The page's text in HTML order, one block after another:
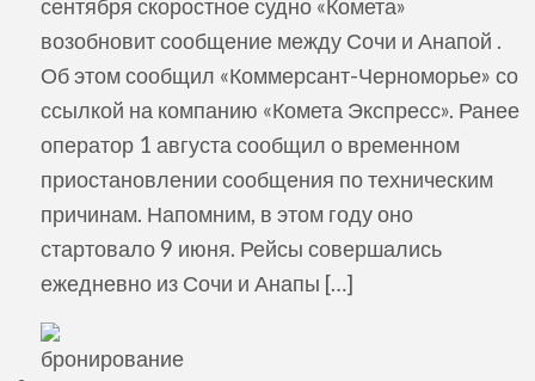
сентября скоростное судно «Комета»
возобновит сообщение между Сочи и Анапой .
Об этом сообщил «Коммерсант-Черноморье» со
ссылкой на компанию «Комета Экспресс». Ранее
оператор 1 августа сообщил о временном
приостановлении сообщения по техническим
причинам. Напомним, в этом году оно
стартовало 9 июня. Рейсы совершались
ежедневно из Сочи и Анапы […]